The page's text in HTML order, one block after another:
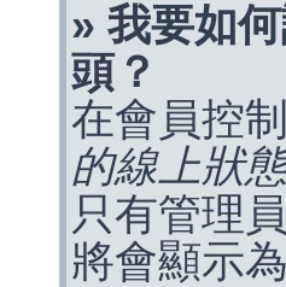
» 我要如
頭？
在會員控
的線上狀
只有管理
將會顯示